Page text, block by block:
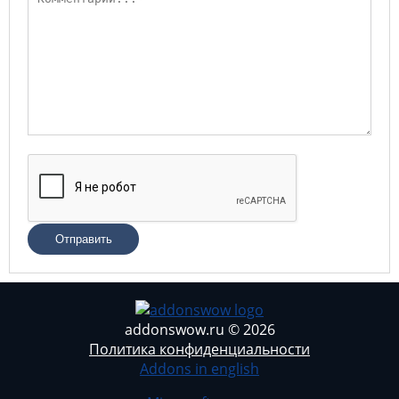
Отправить
addonswow.ru © 2026
Политика конфиденциальности
Addons in english